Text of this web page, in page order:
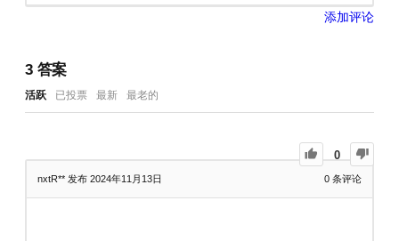
添加评论
3答案
活跃 已投票 最新 最老的
0
nxtR** 发布 2024年11月13日 0 条评论